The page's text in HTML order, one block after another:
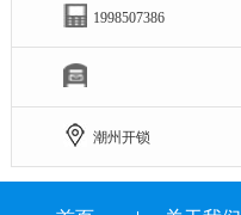
1998507386
潮州开锁